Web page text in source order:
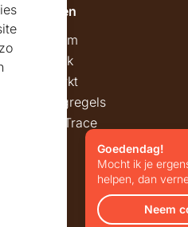
Algemeen
Showroom
Maatwerk
Kerstmarkt
Belastingregels
Track & Trace
Goedendag!
Mocht ik je
helpen, dan
Neem